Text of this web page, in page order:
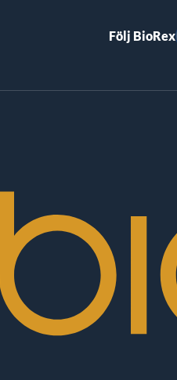
Följ BioRex